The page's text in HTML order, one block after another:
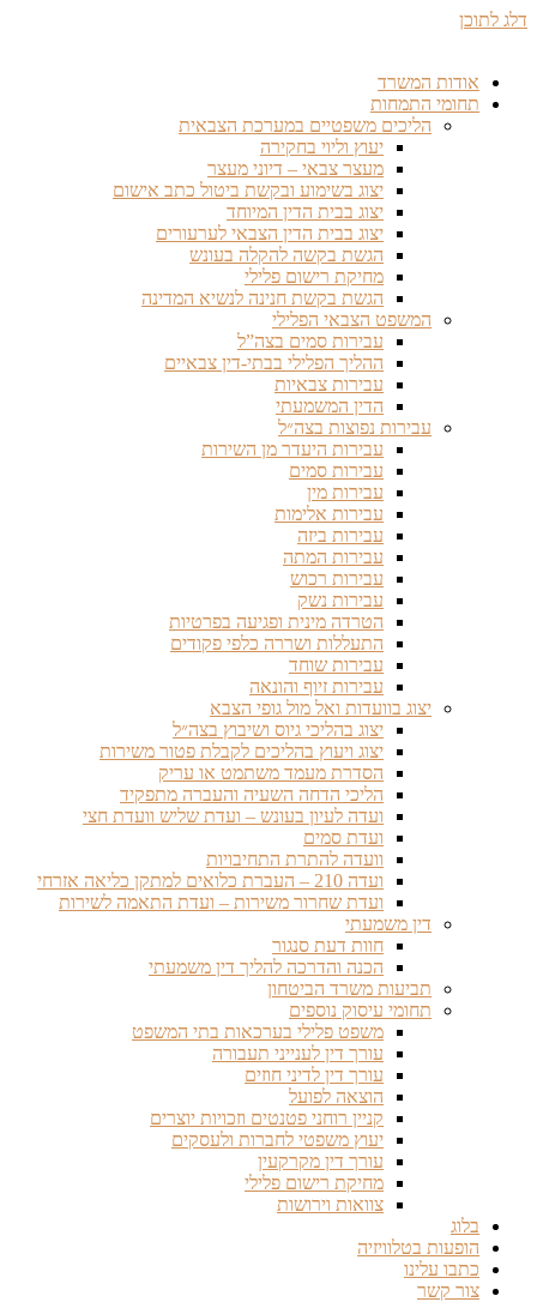
דלג לתוכן
אודות המשרד
תחומי התמחות
הליכים משפטיים במערכת הצבאית
יעוץ וליוי בחקירה
מעצר צבאי – דיוני מעצר
יצוג בשימוע ובקשת ביטול כתב אישום
יצוג בבית הדין המיוחד
יצוג בבית הדין הצבאי לערעורים
הגשת בקשה להקלה בעונש
מחיקת רישום פלילי
הגשת בקשת חנינה לנשיא המדינה
המשפט הצבאי הפלילי
עבירות סמים בצה”ל
ההליך הפלילי בבתי-דין צבאיים
עבירות צבאיות
הדין המשמעתי
עבירות נפוצות בצה״ל
עבירות היעדר מן השירות
עבירות סמים
עבירות מין
עבירות אלימות
עבירות ביזה
עבירות המתה
עבירות רכוש
עבירות נשק
הטרדה מינית ופגיעה בפרטיות
התעללות ושררה כלפי פקודים
עבירות שוחד
עבירות זיוף והונאה
יצוג בוועדות ואל מול גופי הצבא
יצוג בהליכי גיוס ושיבוץ בצה״ל
יצוג ויעוץ בהליכים לקבלת פטור משירות
הסדרת מעמד משתמט או עריק
הליכי הדחה השעיה והעברה מתפקיד
ועדה לעיון בעונש – ועדת שליש וועדת חצי
ועדת סמים
וועדה להתרת התחיבויות
ועדה 210 – העברת כלואים למתקן כליאה אזרחי
ועדת שחרור משירות – ועדת התאמה לשירות
דין משמעתי
חוות דעת סנגור
הכנה והדרכה להליך דין משמעתי
תביעות משרד הביטחון
תחומי עיסוק נוספים
משפט פלילי בערכאות בתי המשפט
עורך דין לענייני תעבורה
עורך דין לדיני חוזים
הוצאה לפועל
קניין רוחני פטנטים וזכויות יוצרים
יעוץ משפטי לחברות ולעסקים
עורך דין מקרקעין
מחיקת רישום פלילי
צוואות וירושות
בלוג
הופעות בטלוויזיה
כתבו עלינו
צור קשר